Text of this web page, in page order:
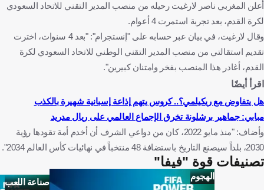
كأس العالم
كاب فيردي ضد السعودية
كاب فيردي
المغرب
النرويج المغرب ضد هايتي
هايتي
البرازيل ضد المغرب
البرازيل
إسكتلندا ضد المغرب
إسكتلندا
الولايات المتحدة
الرأس الأخضر إسبانيا المغرب
النرويج
هايتي
البرازيل اسكتلندا كرة قدم
أعلن المغربي ناصر لارغيت رحيله من منصب المدير التقني للاتحاد السعودي
لكرة القدم، بعد تجربة استمرت 4 أعوام.
وقال لارغيت، في بيان عبر حسابه على "إنستجرام": "بعد 4 سنوات، اخترت
تقديم استقالتي من منصب المدير التقني الوطني للاتحاد السعودي لكرة
القدم، أغادر هذا المنصب بفخر وامتنان كبيرين".
اقرأ أيضًا
هل يتفاوض مع ريكيلمي؟.. كروس يتهم إذاعة إسبانية شهيرة بالكذب
مبابي: جماهير برشلونة تخرق الإجماع العالمي على ريال مدريد
وأضاف: "منذ مايو 2022، كان من دواعي الشرف أن أخدم أمة تقودها رؤية
2030، بلداً سيصنع التاريخ باستضافة 48 منتخباً في نهائيات كأس العالم 2034".
تصنيفات قوة "فيفا"
الهجوم
صناعة اللعب